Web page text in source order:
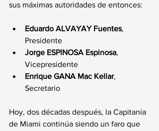
sus máximas autoridades de entonces:
Eduardo ALVAYAY Fuentes,
Presidente
Jorge ESPINOSA Espinosa,
Vicepresidente
Enrique GANA Mac Kellar,
Secretario
Hoy, dos décadas después, la Capitanía
de Miami continúa siendo un faro que